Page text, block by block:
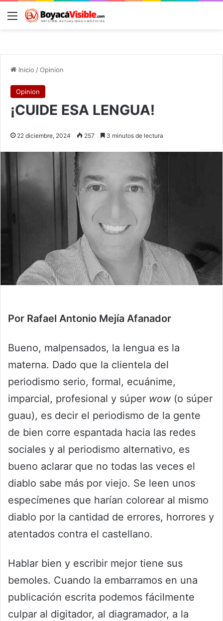
Menú
Inicio /Opinion
Opinion
¡CUIDE ESA LENGUA!
22 diciembre, 2024 257 3 minutos de lectura
Por Rafael Antonio Mejía Afanador
Bueno, malpensados, la lengua es la
materna. Dado que la clientela del
periodismo serio, formal, ecuánime,
imparcial, profesional y súper wow(o súper
guau), es decir el periodismo de la gente
de bien corre espantada hacia las redes
sociales y al periodismo alternativo, es
bueno aclarar que no todas las veces el
diablo sabe más por viejo. Se leen unos
especímenes que harían colorear al mismo
diablo por la cantidad de errores, horrores y
atentados contra el castellano.
Hablar bien y escribir mejor tiene sus
bemoles. Cuando la embarramos en una
publicación escrita podemos fácilmente
culpar al digitador, al diagramador, a la